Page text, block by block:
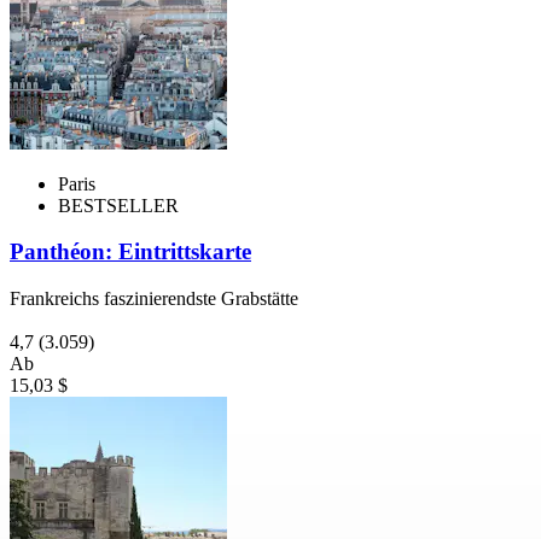
Paris
BESTSELLER
Panthéon: Eintrittskarte
Frankreichs faszinierendste Grabstätte
4,7 (3.059)
Ab
15,03 $